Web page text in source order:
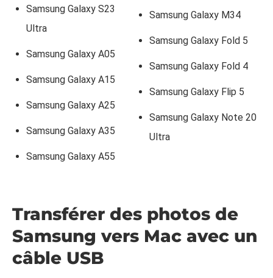
Samsung Galaxy S23
Ultra
Samsung Galaxy A05
Samsung Galaxy A15
Samsung Galaxy A25
Samsung Galaxy A35
Samsung Galaxy A55
Samsung Galaxy M34
Samsung Galaxy Fold 5
Samsung Galaxy Fold 4
Samsung Galaxy Flip 5
Samsung Galaxy Note 20
Ultra
Transférer des photos de
Samsung vers Mac avec un
câble USB